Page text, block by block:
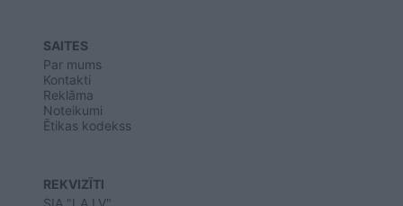
SAITES
Par mums
Kontakti
Reklāma
Noteikumi
Ētikas kodekss
REKVIZĪTI